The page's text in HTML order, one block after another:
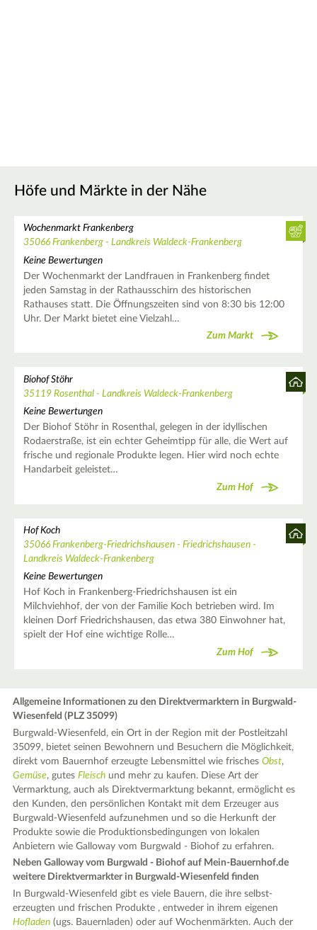
Höfe und Märkte in der Nähe
Wochenmarkt Frankenberg
35066 Frankenberg - Landkreis Waldeck-Frankenberg
Keine Bewertungen
Der Wochenmarkt der Landfrauen in Frankenberg findet
jeden Samstag in der Rathausschirn des historischen
Rathauses statt. Die Öffnungszeiten sind von 8:30 bis 12:00
Uhr. Der Markt bietet eine Vielzahl…
Zum Markt
Biohof Stöhr
35119 Rosenthal - Landkreis Waldeck-Frankenberg
Keine Bewertungen
Der Biohof Stöhr in Rosenthal, gelegen in der idyllischen
Rodaerstraße, ist ein echter Geheimtipp für alle, die Wert auf
frische und regionale Produkte legen. Hier wird noch echte
Handarbeit geleistet…
Zum Hof
Hof Koch
35066 Frankenberg-Friedrichshausen - Friedrichshausen -
Landkreis Waldeck-Frankenberg
Keine Bewertungen
Hof Koch in Frankenberg-Friedrichshausen ist ein
Milchviehhof, der von der Familie Koch betrieben wird. Im
kleinen Dorf Friedrichshausen, das etwa 380 Einwohner hat,
spielt der Hof eine wichtige Rolle…
Zum Hof
Allgemeine Informationen zu den Direktvermarktern in Burgwald-
Wiesenfeld (PLZ 35099)
Burgwald-Wiesenfeld, ein Ort in der Region mit der Postleitzahl
35099, bietet seinen Bewohnern und Besuchern die Möglichkeit,
direkt vom Bauernhof erzeugte Lebensmittel wie frischesObst,
Gemüse, gutesFleisch und mehr zu kaufen. Diese Art der
Vermarktung, auch als Direktvermarktung bekannt, ermöglicht es
den Kunden, den persönlichen Kontakt mit dem Erzeuger aus
Burgwald-Wiesenfeld aufzunehmen und so die Herkunft der
Produkte sowie die Produktionsbedingungen von lokalen
Anbietern wie Galloway vom Burgwald - Biohof zu erfahren.
Neben Galloway vom Burgwald - Biohof auf Mein-Bauernhof.de
weitere Direktvermarkter in Burgwald-Wiesenfeld finden
In Burgwald-Wiesenfeld gibt es viele Bauern, die ihre selbst-
erzeugten und frischen Produkte , entweder in ihrem eigenen
Hofladen (ugs. Bauernladen) oder auf Wochenmärkten. Auch der